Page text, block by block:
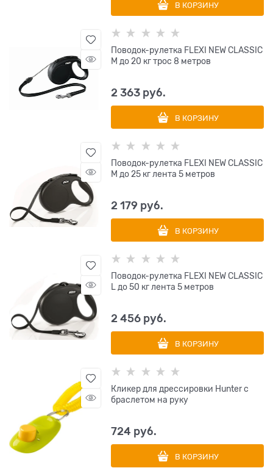
В КОРЗИНУ
Поводок-рулетка FLEXI NEW CLASSIC
M до 20 кг трос 8 метров
2 363 руб.
В КОРЗИНУ
Поводок-рулетка FLEXI NEW CLASSIC
M до 25 кг лента 5 метров
2 179 руб.
В КОРЗИНУ
Поводок-рулетка FLEXI NEW CLASSIC
L до 50 кг лента 5 метров
2 456 руб.
В КОРЗИНУ
Кликер для дрессировки Hunter с
браслетом на руку
724 руб.
В КОРЗИНУ